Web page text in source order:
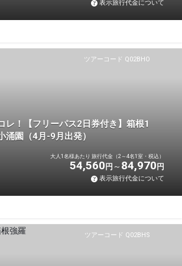
表示旅行代金について
ツアーコード Q02BHO
レ！【フリーパス2日券付き】箱根1
園（4月-9月出発）
大人1名様あたり 旅行代金（2～4名1室・税込）
54,560 円 84,970 円
表示旅行代金について
ツアーコード Q02BHS